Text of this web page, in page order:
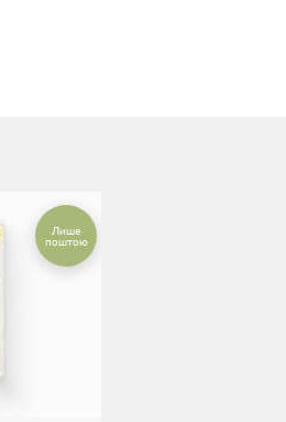
Лише
поштою